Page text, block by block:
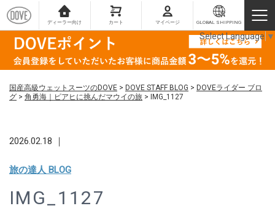
ディーラー向け カート マイページ GLOBAL SHIPPING
国産高級ウェットスーツのDOVE > DOVE STAFF BLOG > DOVEライダー ブロ
グ > 角勇海｜ピアヒに挑んだマウイの旅 > IMG_1127
2026.02.18 ｜
旅の達人 BLOG
IMG_1127
Select Language ▼